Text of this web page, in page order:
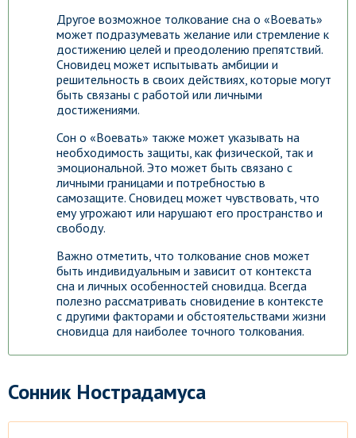
Другое возможное толкование сна о «Воевать»
может подразумевать желание или стремление к
достижению целей и преодолению препятствий.
Сновидец может испытывать амбиции и
решительность в своих действиях, которые могут
быть связаны с работой или личными
достижениями.
Сон о «Воевать» также может указывать на
необходимость защиты, как физической, так и
эмоциональной. Это может быть связано с
личными границами и потребностью в
самозащите. Сновидец может чувствовать, что
ему угрожают или нарушают его пространство и
свободу.
Важно отметить, что толкование снов может
быть индивидуальным и зависит от контекста
сна и личных особенностей сновидца. Всегда
полезно рассматривать сновидение в контексте
с другими факторами и обстоятельствами жизни
сновидца для наиболее точного толкования.
Сонник Нострадамуса